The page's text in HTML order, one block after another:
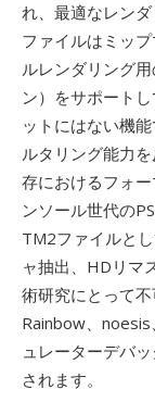
れ、最適なレン
ファイルはミッ
ルレンダリング
ン）をサポート
ットにはない機
ルタリング能力
存におけるフォ
ンソール世代の
TM2ファイルとし
ャ抽出、HDリマ
術研究にとって
Rainbow、
ュレーターデバ
されます。